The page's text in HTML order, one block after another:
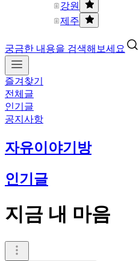
강원
제주
궁금한 내용을 검색해보세요
즐겨찾기
전체글
인기글
공지사항
자유이야기방
인기글
지금 내 마음